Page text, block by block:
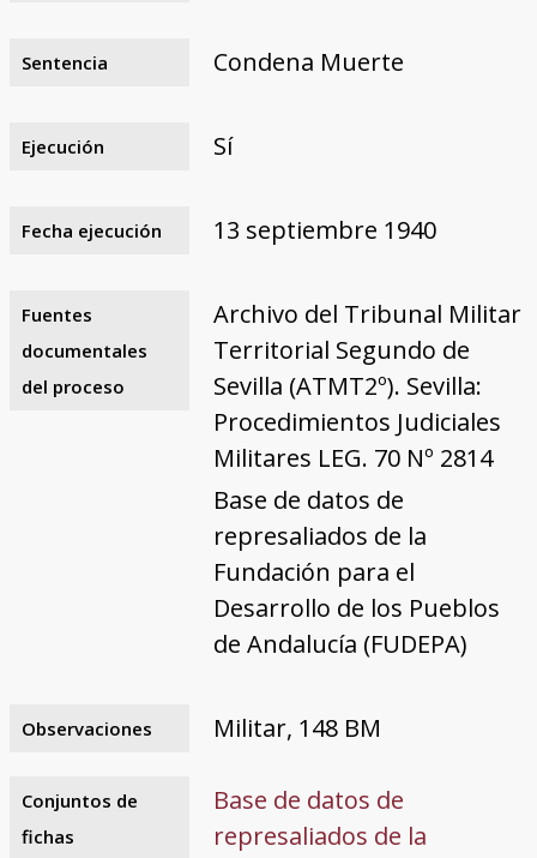
Sentencia Condena Muerte
Ejecución Sí
Fecha ejecución 13 septiembre 1940
Fuentes
documentales
del proceso
Archivo del Tribunal Militar
Territorial Segundo de
Sevilla (ATMT2º). Sevilla:
Procedimientos Judiciales
Militares LEG. 70 Nº 2814
Base de datos de
represaliados de la
Fundación para el
Desarrollo de los Pueblos
de Andalucía (FUDEPA)
Observaciones Militar, 148 BM
Conjuntos de
fichas
Base de datos de
represaliados de la